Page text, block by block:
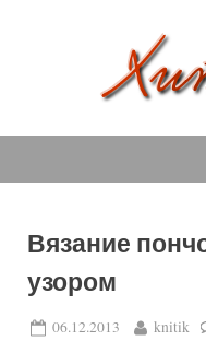
Вязание
узором
Posted
06.12.2013 By
knitik